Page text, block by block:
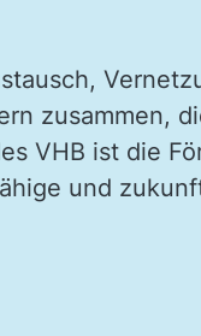
zusammen,
VHB ist die
und